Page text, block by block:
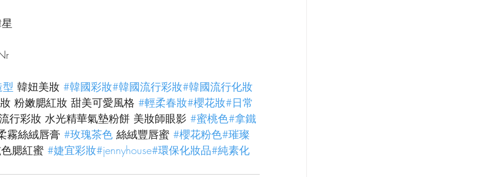
韓妞美妝 #韓國彩妝#韓國流行彩妝#韓國流行化妝
粉嫩腮紅妝 甜美可愛風格 #輕柔春妝#櫻花妝#日常
行彩妝 水光精華氣墊粉餅 美妝師眼影 #蜜桃色#拿鐵
霧絲絨唇膏 #玫瑰茶色 絲絨豐唇蜜 #櫻花粉色#璀璨
腮紅蜜 #婕宜彩妝#jennyhouse#環保化妝品#純素化